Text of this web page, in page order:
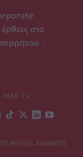
στο
MAD TV
MUSIC AWARDS